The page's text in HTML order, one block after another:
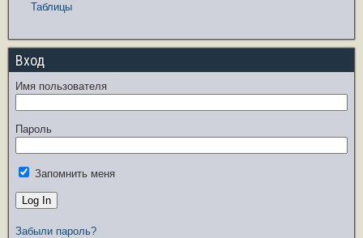
Таблицы
Вход
Имя пользователя
Пароль
Запомнить меня
Забыли пароль?